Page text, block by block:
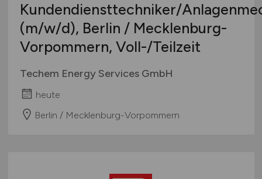
Kundendiensttechniker/
(m/w/d), Berlin / Mecklenburg-
Vorpommern, Voll-/Teilzeit
Techem Energy Services GmbH
heute
Berlin / Mecklenburg-Vorpommern